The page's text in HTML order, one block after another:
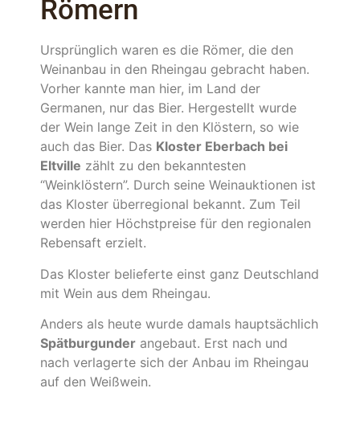
Römern
Ursprünglich waren es die Römer, die den
Weinanbau in den Rheingau gebracht haben.
Vorher kannte man hier, im Land der
Germanen, nur das Bier. Hergestellt wurde
der Wein lange Zeit in den Klöstern, so wie
auch das Bier. Das Kloster Eberbach bei
Eltville zählt zu den bekanntesten
“Weinklöstern”. Durch seine Weinauktionen ist
das Kloster überregional bekannt. Zum Teil
werden hier Höchstpreise für den regionalen
Rebensaft erzielt.
Das Kloster belieferte einst ganz Deutschland
mit Wein aus dem Rheingau.
Anders als heute wurde damals hauptsächlich
Spätburgunder angebaut. Erst nach und
nach verlagerte sich der Anbau im Rheingau
auf den Weißwein.